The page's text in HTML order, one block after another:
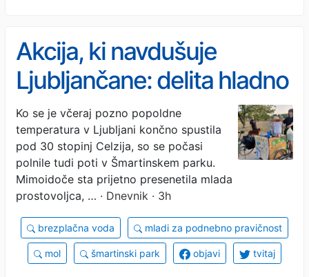
Akcija, ki navdušuje
Ljubljančane: delita hladno
vodo, a razlog je veliko
večji, kot se zdi
Ko se je včeraj pozno popoldne
temperatura v Ljubljani končno spustila
pod 30 stopinj Celzija, so se počasi
polnile tudi poti v Šmartinskem parku.
Mimoidoče sta prijetno presenetila mlada
prostovoljca, … · Dnevnik · 3h
brezplačna voda mladi za podnebno pravičnost
mol šmartinski park objavi tvitaj